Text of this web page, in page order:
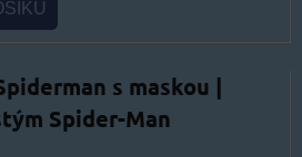
s maskou |
Spider-Man